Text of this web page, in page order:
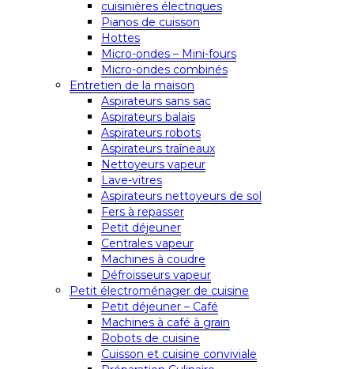
cuisinières électriques
Pianos de cuisson
Hottes
Micro-ondes – Mini-fours
Micro-ondes combinés
Entretien de la maison
Aspirateurs sans sac
Aspirateurs balais
Aspirateurs robots
Aspirateurs traîneaux
Nettoyeurs vapeur
Lave-vitres
Aspirateurs nettoyeurs de sol
Fers à repasser
Petit déjeuner
Centrales vapeur
Machines à coudre
Défroisseurs vapeur
Petit électroménager de cuisine
Petit déjeuner – Café
Machines à café à grain
Robots de cuisine
Cuisson et cuisine conviviale